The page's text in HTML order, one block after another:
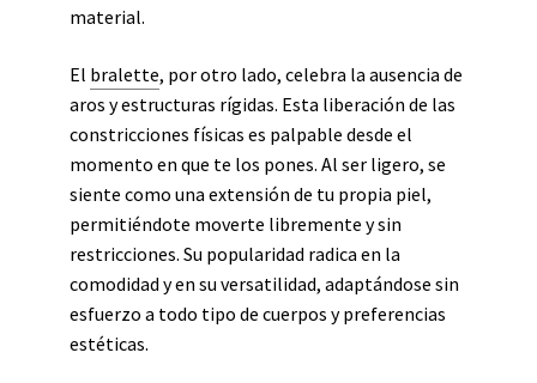
material.
El bralette, por otro lado, celebra la ausencia de
aros y estructuras rígidas. Esta liberación de las
constricciones físicas es palpable desde el
momento en que te los pones. Al ser ligero, se
siente como una extensión de tu propia piel,
permitiéndote moverte libremente y sin
restricciones. Su popularidad radica en la
comodidad y en su versatilidad, adaptándose sin
esfuerzo a todo tipo de cuerpos y preferencias
estéticas.